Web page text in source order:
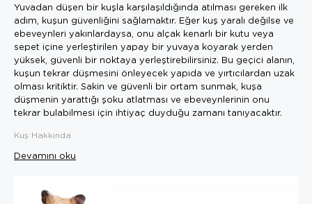
Yuvadan düşen bir kuşla karşılaşıldığında atılması gereken ilk
adım, kuşun güvenliğini sağlamaktır. Eğer kuş yaralı değilse ve
ebeveynleri yakınlardaysa, onu alçak kenarlı bir kutu veya
sepet içine yerleştirilen yapay bir yuvaya koyarak yerden
yüksek, güvenli bir noktaya yerleştirebilirsiniz. Bu geçici alanın,
kuşun tekrar düşmesini önleyecek yapıda ve yırtıcılardan uzak
olması kritiktir. Sakin ve güvenli bir ortam sunmak, kuşa
düşmenin yarattığı şoku atlatması ve ebeveynlerinin onu
tekrar bulabilmesi için ihtiyaç duyduğu zamanı tanıyacaktır.
Kuş Hakkında
Devamını oku